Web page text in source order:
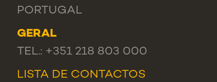
PORTUGAL
GERAL
TEL.: +351 218 803 000
LISTA DE CONTACTOS